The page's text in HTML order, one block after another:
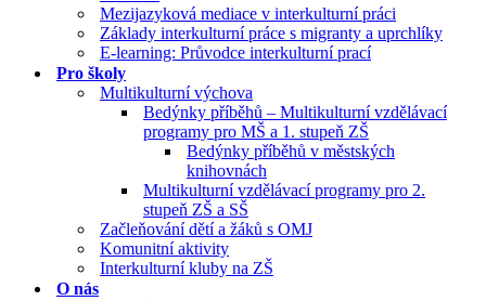
Mezijazyková mediace v interkulturní práci
Základy interkulturní práce s migranty a uprchlíky
E-learning: Průvodce interkulturní prací
Pro školy
Multikulturní výchova
Bedýnky příběhů – Multikulturní vzdělávací
programy pro MŠ a 1. stupeň ZŠ
Bedýnky příběhů v městských
knihovnách
Multikulturní vzdělávací programy pro 2.
stupeň ZŠ a SŠ
Začleňování dětí a žáků s OMJ
Komunitní aktivity
Interkulturní kluby na ZŠ
O nás